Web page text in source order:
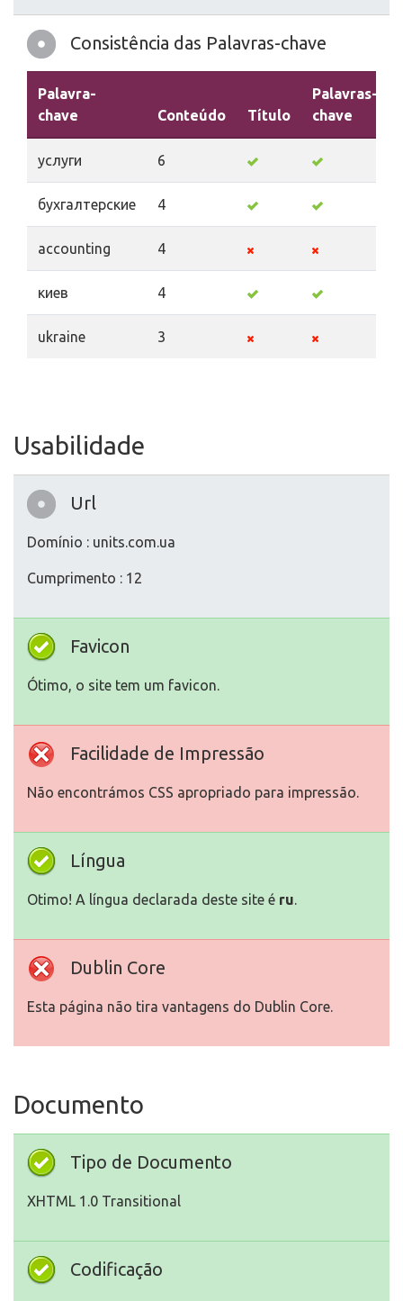
Consistência das Palavras-chave
Palavra-
chave
Conteúdo Título
Palavras-
chave
услуги 6
бухгалтерские 4
accounting 4
киев 4
ukraine 3
Usabilidade
Url
Domínio : units.com.ua
Cumprimento : 12
Favicon
Ótimo, o site tem um favicon.
Facilidade de Impressão
Não encontrámos CSS apropriado para impressão.
Língua
Otimo! A língua declarada deste site é ru.
Dublin Core
Esta página não tira vantagens do Dublin Core.
Documento
Tipo de Documento
XHTML 1.0 Transitional
Codificação